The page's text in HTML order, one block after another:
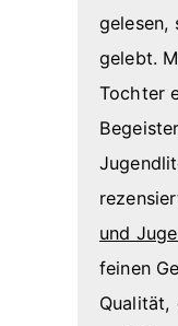
gelesen,
gelebt.
Tochter
und
feinen
Qualität,